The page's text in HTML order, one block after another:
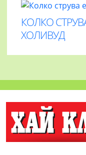
КОЛКО
ХОЛИВУД